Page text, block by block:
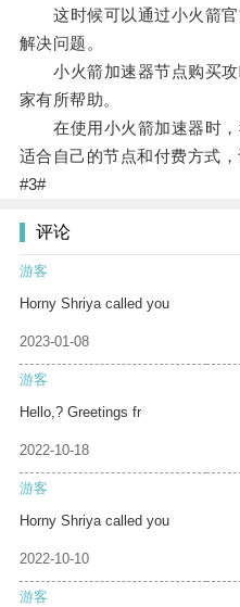
这时候可以通过小火箭官
解决问题。
小火箭加速器节点购买攻
家有所帮助。
在使用小火箭加速器时，
适合自己的节点和付费方式
#3#
评论
游客
Horny Shriya called you
2023-01-08
游客
Hello,? Greetings fr
2022-10-18
游客
Horny Shriya called you
2022-10-10
游客